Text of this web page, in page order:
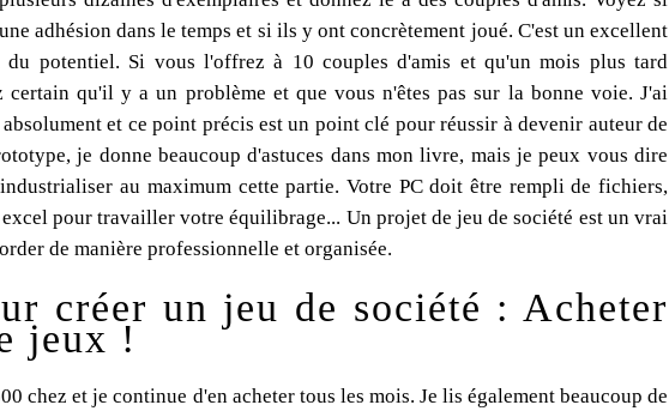
adhésion dans le temps et si ils y ont concrètement joué. C'est un excellent
potentiel. Si vous l'offrez à 10 couples d'amis et qu'un mois plus tard
certain qu'il y a un problème et que vous n'êtes pas sur la bonne voie. J'ai
et ce point précis est un point clé pour réussir à devenir auteur de
je donne beaucoup d'astuces dans mon livre, mais je peux vous dire
au maximum cette partie. Votre PC doit être rempli de fichiers,
pour travailler votre équilibrage... Un projet de jeu de société est un vrai
de manière professionnelle et organisée.
créer un jeu de société : Acheter
jeux !
chez et je continue d'en acheter tous les mois. Je lis également beaucoup de